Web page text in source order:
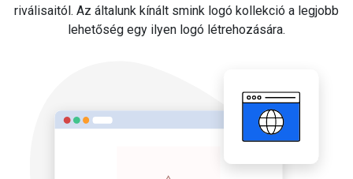
riválisaitól. Az általunk kínált smink logó kollekció a legjobb
lehetőség egy ilyen logó létrehozására.